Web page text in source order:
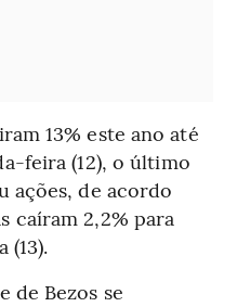
13% este ano até
feira (12), o último
ações, de acordo
caíram 2,2% para
(13).
de Bezos se